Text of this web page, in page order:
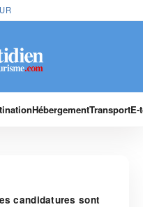
HébergementTransport
candidatures sont